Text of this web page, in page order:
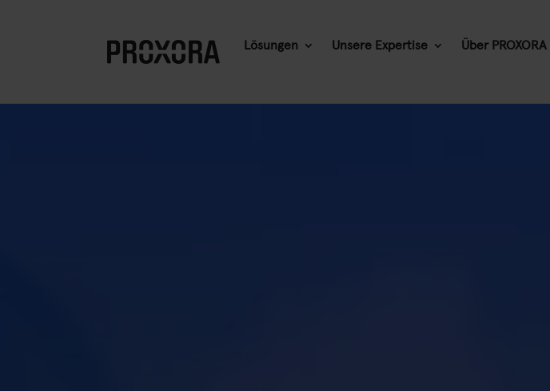
Lösungen Unsere Expertise Über PROXORA